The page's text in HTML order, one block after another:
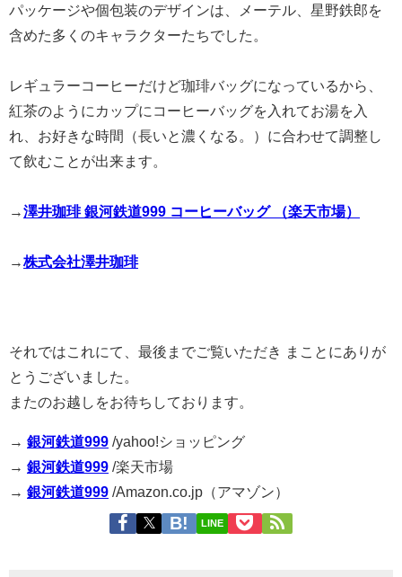
パッケージや個包装のデザインは、メーテル、星野鉄郎を
含めた多くのキャラクターたちでした。
レギュラーコーヒーだけど珈琲バッグになっているから、
紅茶のようにカップにコーヒーバッグを入れてお湯を入
れ、お好きな時間（長いと濃くなる。）に合わせて調整し
て飲むことが出来ます。
→澤井珈琲 銀河鉄道999 コーヒーバッグ （楽天市場）
→株式会社澤井珈琲
それではこれにて、最後までご覧いただき まことにありが
とうございました。
またのお越しをお待ちしております。
→ 銀河鉄道999 /yahoo!ショッピング
→ 銀河鉄道999 /楽天市場
→ 銀河鉄道999 /Amazon.co.jp（アマゾン）
LINE